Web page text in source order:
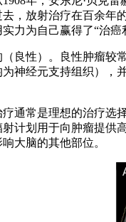
，放射治疗在百余
力为自己赢得了“治癌
性）。良性肿瘤较常
神经元支持组织），
常是理想的治疗选
计划用于向肿瘤提
大脑的其他部位。